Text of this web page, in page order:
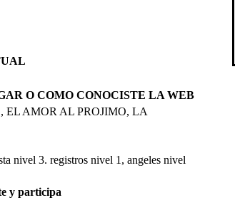
O COMO CONOCISTE LA WEB
AMOR AL PROJIMO, LA
nivel 3. registros nivel 1, angeles nivel
y participa